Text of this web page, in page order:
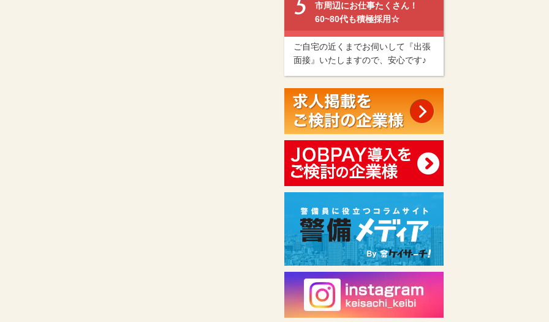
市周辺にお仕事たくさん！
60~80代も積極採用☆
ご自宅の近くまでお伺いして『出張
面接』いたしますので、安心です♪